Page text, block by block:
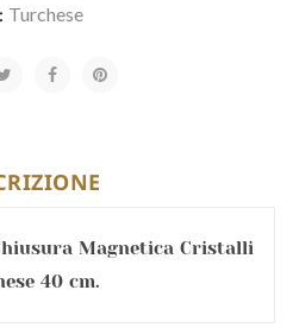
Turchese
Magnetica Cristalli
40 cm.